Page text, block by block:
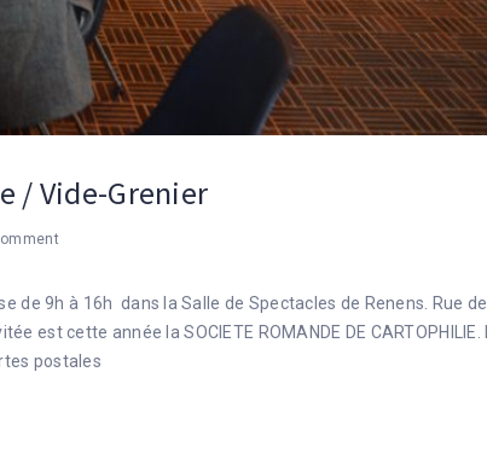
/ Vide-Grenier
de 9h à 16h dans la Salle de Spectacles de Renens. Rue de
cette année la SOCIETE ROMANDE DE CARTOPHILIE. Il
postales